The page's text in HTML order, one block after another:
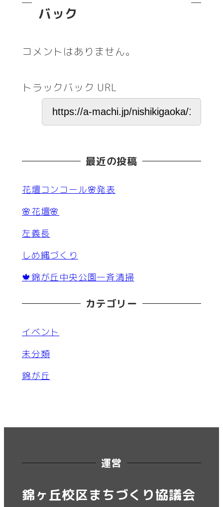
バック
コメントはありません。
トラックバック URL
最近の投稿
花壇コンコール🌸発表
🌸花壇🌸
左義長
しめ縄づくり
🍁錦が丘中央公園一斉清掃
カテゴリー
イベント
未分類
錦が丘
運営
錦ヶ丘校区まちづくり協議会